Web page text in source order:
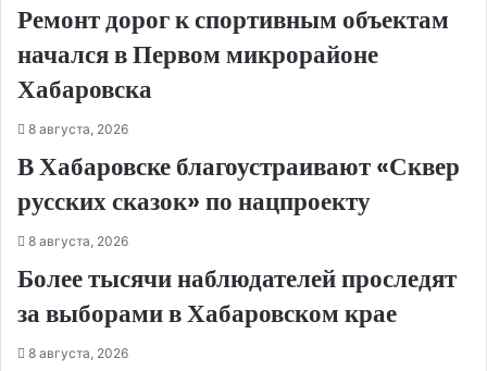
Ремонт дорог к спортивным объектам
начался в Первом микрорайоне
Хабаровска
8 августа, 2026
В Хабаровске благоустраивают «Сквер
русских сказок» по нацпроекту
8 августа, 2026
Более тысячи наблюдателей проследят
за выборами в Хабаровском крае
8 августа, 2026